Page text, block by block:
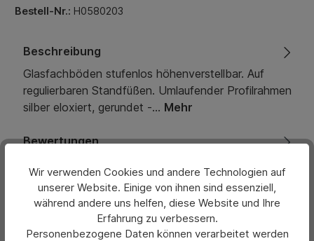
Bestell-Nr.: H0580203
Beschreibung
Glasfachböden stufenlos höhenverstellbar. Auf
regulierbaren Standfüßen. Umlaufender Profilrahmen
silber eloxiert, gerundet -… Mehr
Bewertungen
Hersteller
Wir verwenden Cookies und andere Technologien auf
unserer Website. Einige von ihnen sind essenziell,
während andere uns helfen, diese Website und Ihre
Erfahrung zu verbessern.
Personenbezogene Daten können verarbeitet werden